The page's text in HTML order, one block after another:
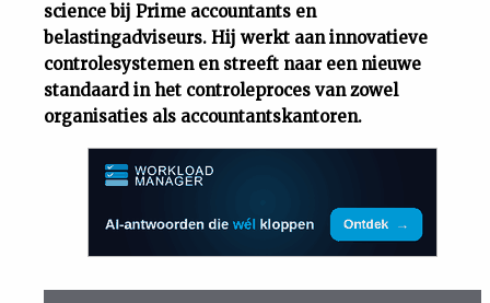
science bij Prime accountants en
belastingadviseurs. Hij werkt aan innovatieve
controlesystemen en streeft naar een nieuwe
standaard in het controleproces van zowel
organisaties als accountantskantoren.